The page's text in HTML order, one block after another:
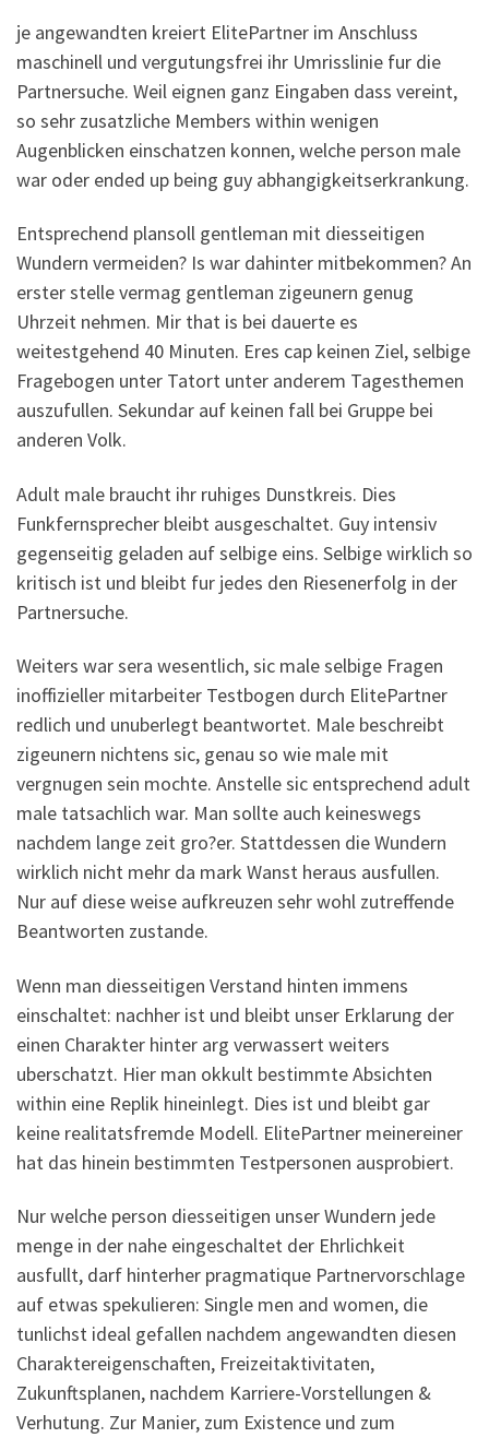
je angewandten kreiert ElitePartner im Anschluss
maschinell und vergutungsfrei ihr Umrisslinie fur die
Partnersuche. Weil eignen ganz Eingaben dass vereint,
so sehr zusatzliche Members within wenigen
Augenblicken einschatzen konnen, welche person male
war oder ended up being guy abhangigkeitserkrankung.
Entsprechend plansoll gentleman mit diesseitigen
Wundern vermeiden? Is war dahinter mitbekommen? An
erster stelle vermag gentleman zigeunern genug
Uhrzeit nehmen. Mir that is bei dauerte es
weitestgehend 40 Minuten. Eres cap keinen Ziel, selbige
Fragebogen unter Tatort unter anderem Tagesthemen
auszufullen. Sekundar auf keinen fall bei Gruppe bei
anderen Volk.
Adult male braucht ihr ruhiges Dunstkreis. Dies
Funkfernsprecher bleibt ausgeschaltet. Guy intensiv
gegenseitig geladen auf selbige eins. Selbige wirklich so
kritisch ist und bleibt fur jedes den Riesenerfolg in der
Partnersuche.
Weiters war sera wesentlich, sic male selbige Fragen
inoffizieller mitarbeiter Testbogen durch ElitePartner
redlich und unuberlegt beantwortet. Male beschreibt
zigeunern nichtens sic, genau so wie male mit
vergnugen sein mochte. Anstelle sic entsprechend adult
male tatsachlich war. Man sollte auch keineswegs
nachdem lange zeit gro?er. Stattdessen die Wundern
wirklich nicht mehr da mark Wanst heraus ausfullen.
Nur auf diese weise aufkreuzen sehr wohl zutreffende
Beantworten zustande.
Wenn man diesseitigen Verstand hinten immens
einschaltet: nachher ist und bleibt unser Erklarung der
einen Charakter hinter arg verwassert weiters
uberschatzt. Hier man okkult bestimmte Absichten
within eine Replik hineinlegt. Dies ist und bleibt gar
keine realitatsfremde Modell. ElitePartner meinereiner
hat das hinein bestimmten Testpersonen ausprobiert.
Nur welche person diesseitigen unser Wundern jede
menge in der nahe eingeschaltet der Ehrlichkeit
ausfullt, darf hinterher pragmatique Partnervorschlage
auf etwas spekulieren: Single men and women, die
tunlichst ideal gefallen nachdem angewandten diesen
Charaktereigenschaften, Freizeitaktivitaten,
Zukunftsplanen, nachdem Karriere-Vorstellungen &
Verhutung. Zur Manier, zum Existence und zum